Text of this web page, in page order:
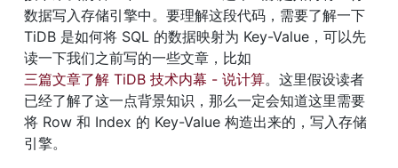
数据写入存储引擎中。要理解这段代码，需要了解一下
TiDB 是如何将 SQL 的数据映射为 Key-Value，可以先
读一下我们之前写的一些文章，比如
三篇文章了解 TiDB 技术内幕 - 说计算。这里假设读者
已经了解了这一点背景知识，那么一定会知道这里需要
将 Row 和 Index 的 Key-Value 构造出来的，写入存储
引擎。